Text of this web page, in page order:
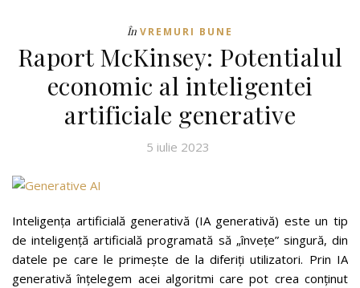
În VREMURI BUNE
Raport McKinsey: Potentialul
economic al inteligentei
artificiale generative
5 iulie 2023
Inteligența artificială generativă (IA generativă) este un tip
de inteligență artificială programată să „învețe” singură, din
datele pe care le primește de la diferiți utilizatori. Prin IA
generativă înțelegem acei algoritmi care pot crea conținut